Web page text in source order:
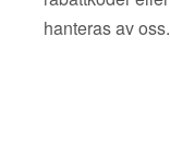
hanteras av